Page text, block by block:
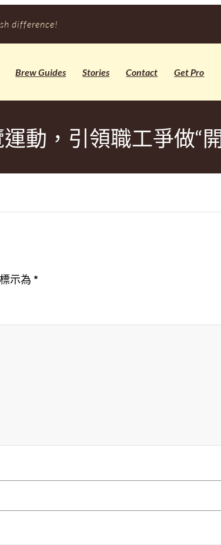
difference!
Brew Guides Stories Contact Get Pro
動，引領職工爭做“
示為 *